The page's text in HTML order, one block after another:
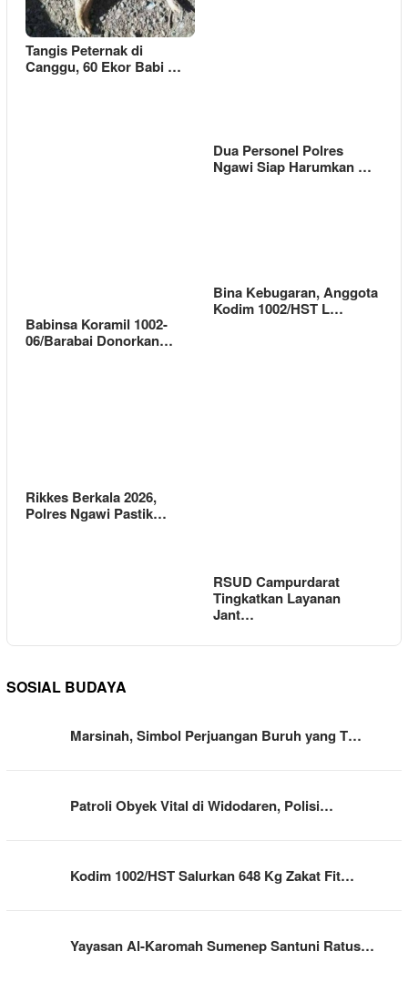
Tangis Peternak di
Canggu, 60 Ekor Babi …
Dua Personel Polres
Ngawi Siap Harumkan …
Babinsa Koramil 1002-
06/Barabai Donorkan…
Bina Kebugaran, Anggota
Kodim 1002/HST L…
Rikkes Berkala 2026,
Polres Ngawi Pastik…
RSUD Campurdarat
Tingkatkan Layanan
Jant…
SOSIAL BUDAYA
Marsinah, Simbol Perjuangan Buruh yang T…
Patroli Obyek Vital di Widodaren, Polisi…
Kodim 1002/HST Salurkan 648 Kg Zakat Fit…
Yayasan Al-Karomah Sumenep Santuni Ratus…